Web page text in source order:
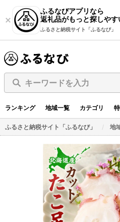
ふるなびアプリなら
返礼品がもっと探しやす
ふるさと納税サイト「ふるなび」
キーワードを入力
ランキング 地域一覧 カテゴリ
ふるさと納税サイト「ふるなび」 地